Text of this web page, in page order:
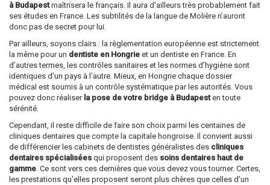
à Budapestmaîtrisera le français. Il aura d’ailleurs très probablement fait
ses études en France. Les subtilités de la langue de Molière n’auront
donc pas de secret pour lui.
Par ailleurs, soyons clairs : la règlementation européenne est strictement
la même pour un dentiste en Hongrie et un dentiste en France. En
d’autres termes, les contrôles sanitaires et les normes d’hygiène sont
identiques d’un pays à l’autre. Mieux, en Hongrie chaque dossier
médical est soumis à un contrôle systématique par les autorités. Vous
pouvez donc réaliser la pose de votre bridge à Budapesten toute
sérénité.
Cependant, il reste difficile de faire son choix parmi les centaines de
cliniques dentaires que compte la capitale hongroise. Il convient aussi
de différencier les cabinets de dentistes généralistes des cliniques
dentaires spécialisées qui proposent des soins dentaires haut de
gamme. Ce sont vers ces dernières que vous devez vous tourner. Certes,
les prestations qu’elles proposent seront plus chères que celles d’un